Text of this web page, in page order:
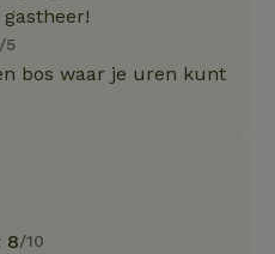
/5
bos waar je uren kunt
8/10